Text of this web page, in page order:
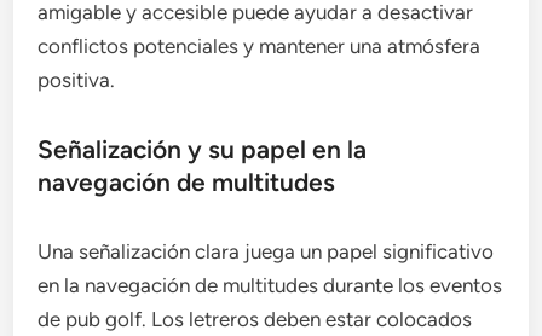
amigable y accesible puede ayudar a desactivar
conflictos potenciales y mantener una atmósfera
positiva.
Señalización y su papel en la
navegación de multitudes
Una señalización clara juega un papel significativo
en la navegación de multitudes durante los eventos
de pub golf. Los letreros deben estar colocados